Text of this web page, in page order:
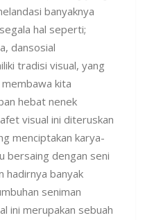
banyaknya
hal seperti;
dansosial
tradisi visual, yang
kita
hebat nenek
visual ini diteruskan
menciptakan karya-
bersaing dengan seni
hadirnya banyak
seniman
ini merupakan sebuah